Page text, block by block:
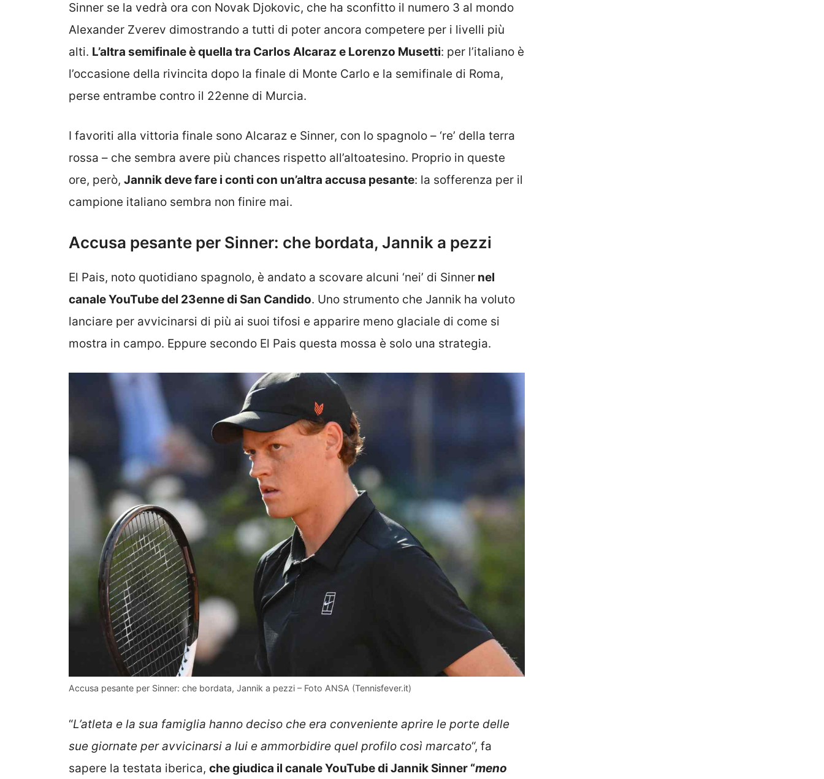
Sinner se la vedrà ora con Novak Djokovic, che ha sconfitto il numero 3 al mondo
Alexander Zverev dimostrando a tutti di poter ancora competere per i livelli più
alti. L’altra semifinale è quella tra Carlos Alcaraz e Lorenzo Musetti: per l’italiano è
l’occasione della rivincita dopo la finale di Monte Carlo e la semifinale di Roma,
perse entrambe contro il 22enne di Murcia.
I favoriti alla vittoria finale sono Alcaraz e Sinner, con lo spagnolo – ‘re’ della terra
rossa – che sembra avere più chances rispetto all’altoatesino. Proprio in queste
ore, però, Jannik deve fare i conti con un’altra accusa pesante: la sofferenza per il
campione italiano sembra non finire mai.
Accusa pesante per Sinner: che bordata, Jannik a pezzi
El Pais, noto quotidiano spagnolo, è andato a scovare alcuni ‘nei’ di Sinner nel
canale YouTube del 23enne di San Candido. Uno strumento che Jannik ha voluto
lanciare per avvicinarsi di più ai suoi tifosi e apparire meno glaciale di come si
mostra in campo. Eppure secondo El Pais questa mossa è solo una strategia.
Accusa pesante per Sinner: che bordata, Jannik a pezzi – Foto ANSA (Tennisfever.it)
“L’atleta e la sua famiglia hanno deciso che era conveniente aprire le porte delle
sue giornate per avvicinarsi a lui e ammorbidire quel profilo così marcato“, fa
sapere la testata iberica, che giudica il canale YouTube di Jannik Sinner “meno